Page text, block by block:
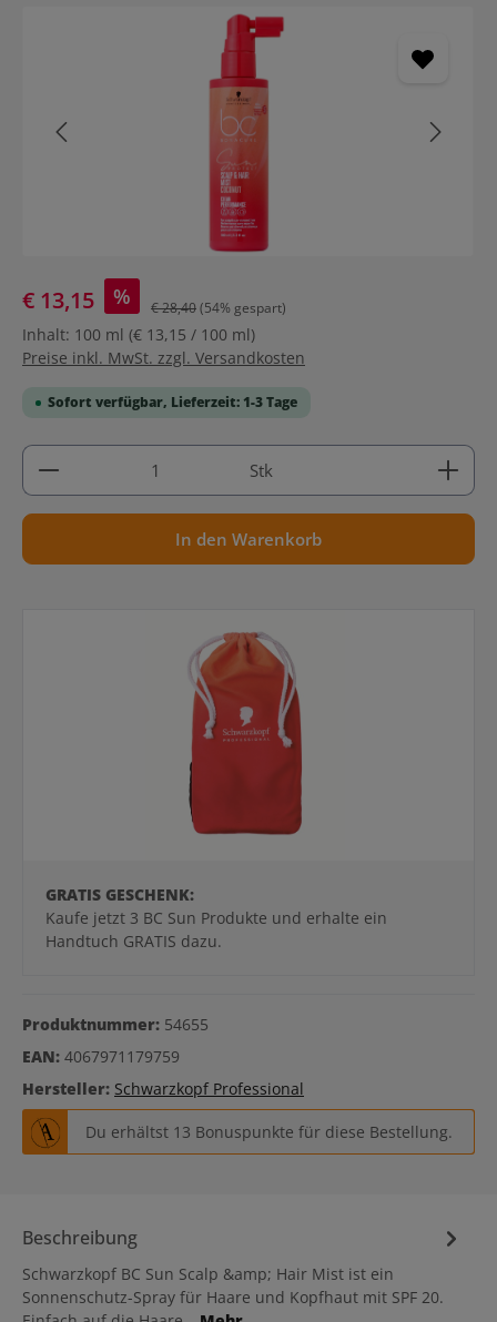
€ 13,15 % € 28,40(54% gespart)
Inhalt: 100 ml (€ 13,15 / 100 ml)
Preise inkl. MwSt. zzgl. Versandkosten
Sofort verfügbar, Lieferzeit: 1-3 Tage
Produkt Anzahl: Gib den gewünschten Wert ein
Stk
In den Warenkorb
GRATIS GESCHENK:
Kaufe jetzt 3 BC Sun Produkte und erhalte ein
Handtuch GRATIS dazu.
Produktnummer: 54655
EAN: 4067971179759
Hersteller: Schwarzkopf Professional
Du erhältst 13 Bonuspunkte für diese Bestellung.
Beschreibung
Schwarzkopf BC Sun Scalp &amp; Hair Mist ist ein
Sonnenschutz-Spray für Haare und Kopfhaut mit SPF 20.